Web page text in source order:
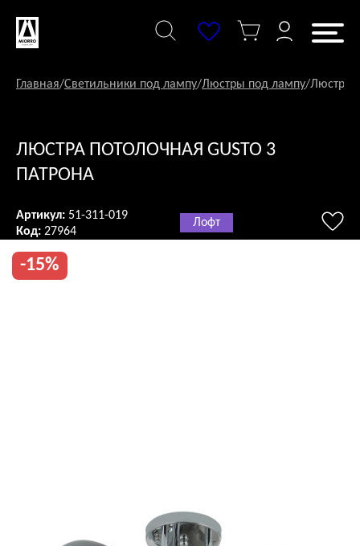
содержанию
Главная/Светильники под лампу/Люстры под лампу/Люстра
ЛЮСТРА ПОТОЛОЧНАЯ GUSTO 3
ПАТРОНА
Артикул: 51-311-019
Код: 27964
Лофт
-15%